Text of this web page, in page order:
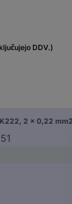
DDV.)